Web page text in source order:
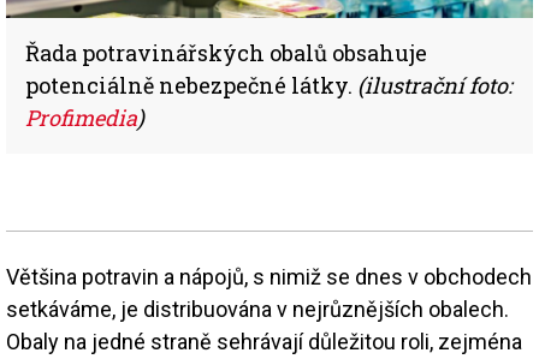
Řada potravinářských obalů obsahuje
potenciálně nebezpečné látky. (ilustrační foto:
Profimedia)
Většina potravin a nápojů, s nimiž se dnes v obchodech
setkáváme, je distribuována v nejrůznějších obalech.
Obaly na jedné straně sehrávají důležitou roli, zejména